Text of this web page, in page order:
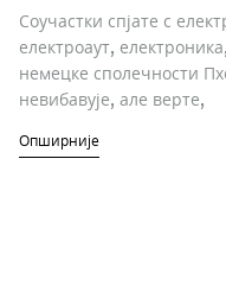
Соучастки спјате с
електроаут,
немецке сполечности
невибавује, але верте,
Опширније